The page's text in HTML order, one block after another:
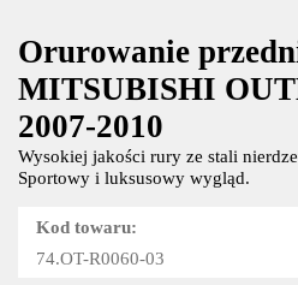
Orurowanie
MITSUBISHI
2007-2010
Wysokiej jakości rury ze stali
Sportowy i luksusowy wygląd.
Kod towaru:
74.OT-R0060-03